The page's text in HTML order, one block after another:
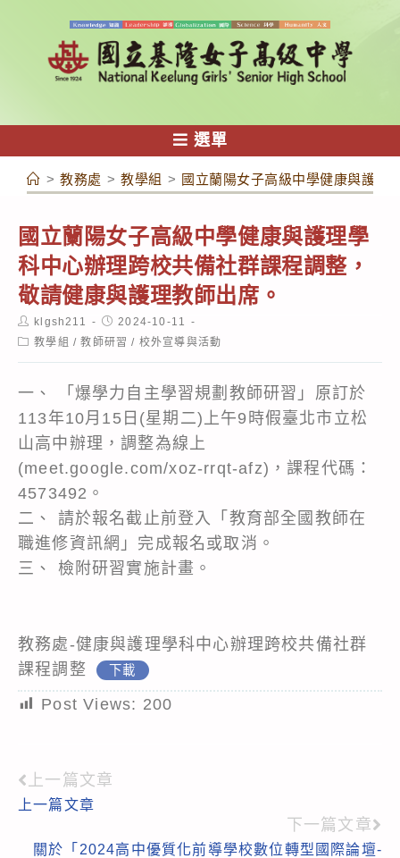
容
選單
> 教務處 > 教學組 > 國立蘭陽女子高級中學健康與護理
國立蘭陽女子高級中學健康與護理學
科中心辦理跨校共備社群課程調整，
敬請健康與護理教師出席。
Post
author:
klgsh211
Post
published:
2024-10-11
Post教學組 / 教師研習 / 校外宣導與活動
一、 「爆學力自主學習規劃教師研習」原訂於
113年10月15日(星期二)上午9時假臺北市立松
山高中辦理，調整為線上
(meet.google.com/xoz-rrqt-afz)，課程代碼：
4573492。
二、 請於報名截止前登入「教育部全國教師在
職進修資訊網」完成報名或取消。
三、 檢附研習實施計畫。
教務處-健康與護理學科中心辦理跨校共備社群
課程調整
下載
Post Views: 200
Read
more
articles
上一篇文章
上一篇文章
下一篇文章
關於「2024高中優質化前導學校數位轉型國際論壇-